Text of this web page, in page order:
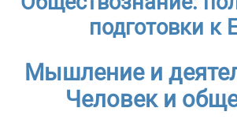
подготовки к
Мышление и
Человек и